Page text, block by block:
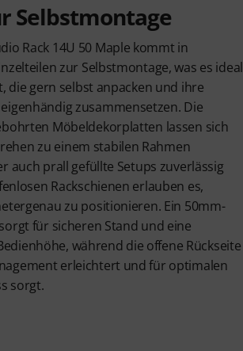
Selbstmontage
Rack 14U 50 Maple kommt in
zur Selbstmontage, was es ideal
die gern selbst anpacken und ihre
zusammensetzen. Die
Möbeldekorplatten lassen sich
zu einem stabilen Rahmen
auch prall gefüllte Setups zuverlässig
Rackschienen erlauben es,
zu positionieren. Ein 50mm-
für sicheren Stand und eine
während die offene Rückseite
erleichtert und für optimalen
sorgt.